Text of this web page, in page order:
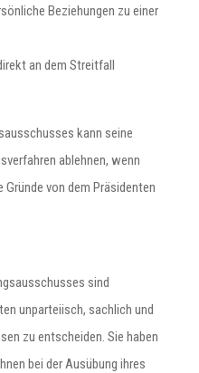
Beziehungen zu einer
an dem Streitfall
kann seine
ablehnen, wenn
von dem Präsidenten
sind
unparteiisch, sachlich und
zu entscheiden. Sie haben
bei der Ausübung ihres